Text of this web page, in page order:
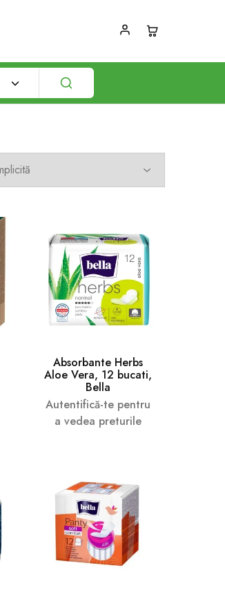
Absorbante Herbs
Aloe Vera, 12 bucati,
Bella
Autentifică-te pentru
a vedea preturile